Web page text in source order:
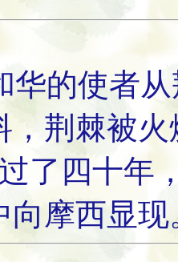
华的使者
，荆棘被
了四十年
向摩西显现